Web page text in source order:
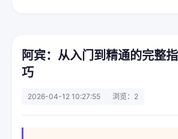
阿宾：从入门到精通的完整
巧
2026-04-12 10:27:55 浏览：2